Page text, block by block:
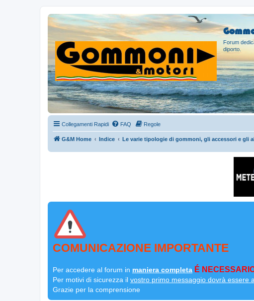
Forum
diporto.
Collegamenti Rapidi FAQ Regole
G&M Home Indice Le varie tipologie di gommoni, gli accessori e gli
COMUNICAZIONE IMPORTANTE
Per accedere al forum in maniera completa É
Per motivi di sicurezza il vostro primo messaggio dovrà essere
Grazie per la comprensione